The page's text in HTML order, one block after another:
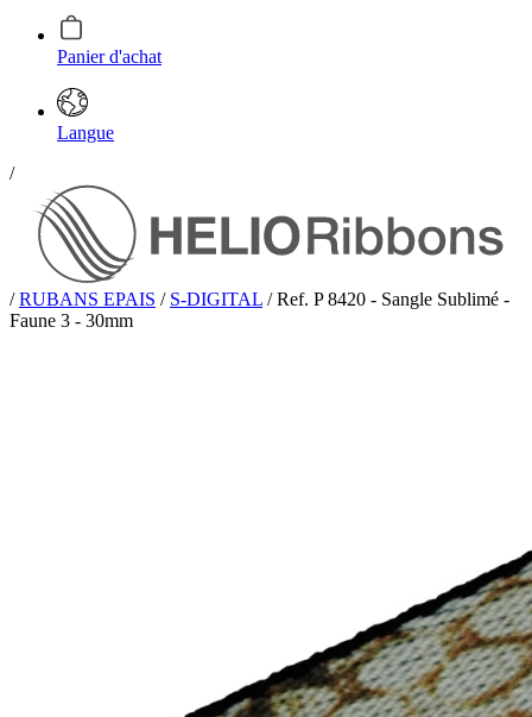
Panier d'achat
Langue
/
/ RUBANS EPAIS / S-DIGITAL / Ref. P 8420 - Sangle Sublimé -
Faune 3 - 30mm